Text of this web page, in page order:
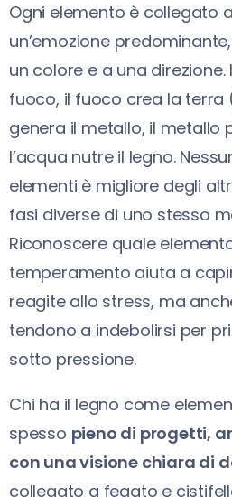
Ogni elemento è collegato
un’emozione
un colore e a una
fuoco, il fuoco crea la terra
genera il metallo, il metallo
l’acqua nutre il legno.
elementi è migliore degli
fasi diverse di uno stesso
Riconoscere quale
temperamento aiuta a
reagite allo stress, ma
tendono a indebolirsi per
sotto pressione.
Chi ha il legno come
spesso pieno di progetti,
con una visione chiara di
collegato a fegato e